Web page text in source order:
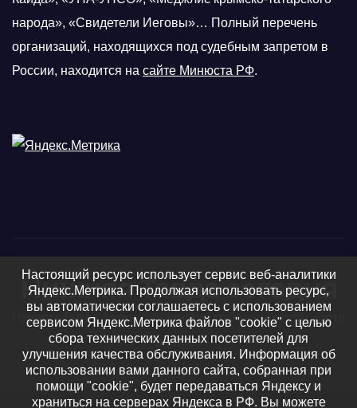
народа», «Свидетели Иеговы»… Полный перечень
организаций, находящихся под судебным запретом в
России, находится на сайте Минюста РФ.
Нижняя Тавда сегодня
Нижняя Тавда, Нижнетавдинский район - новости, фото
и видео
Настоящий ресурс использует сервис веб-аналитики
Яндекс.Метрика. Продолжая использовать ресурс,
вы автоматически соглашаетесь с использованием
сервисом Яндекс.Метрика файлов "cookie" с целью
сбора технических данных посетителей для
улучшения качества обслуживания. Информация об
использовании вами данного сайта, собранная при
помощи "cookie", будет передаваться Яндексу и
храниться на серверах Яндекса в РФ. Вы можете